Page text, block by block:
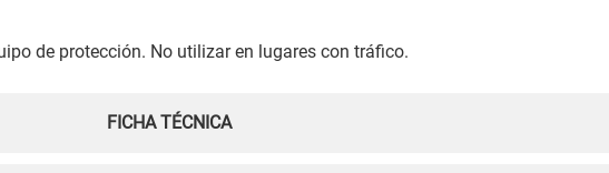
de protección. No utilizar en lugares con tráfico.
FICHA TÉCNICA